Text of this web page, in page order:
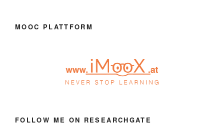
MOOC PLATTFORM
FOLLOW ME ON RESEARCHGATE